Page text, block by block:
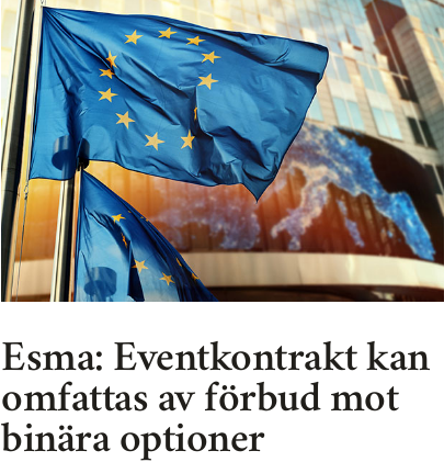
Esma: Eventkontrakt kan
omfattas av förbud mot
binära optioner